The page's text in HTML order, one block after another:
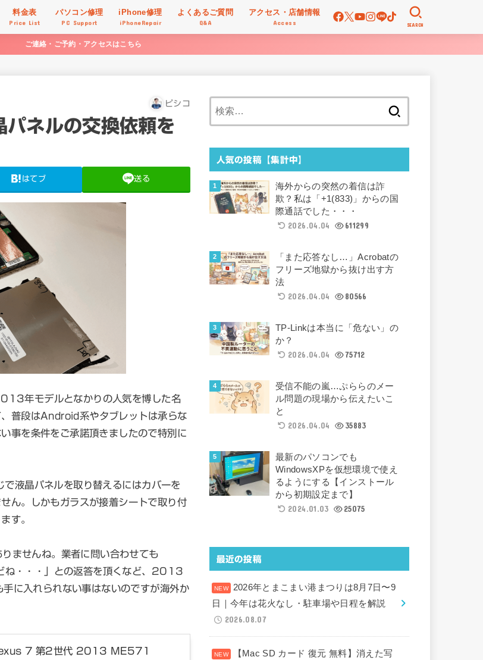
料金表
Price List
パソコン修理
PC Support
iPhone修理
iPhoneRepair
よくあるご質問
Q&A
アクセス・店舗情報
Access SEARCH
ご連絡・ご予約・アクセスはこちら
ピシコ
ネルの交換依頼を
はてブ 送る
年モデルとなかりの人気を博した名
普段はAndroid系やタブレットは承らな
事を条件をご承諾頂きましたので特別に
液晶パネルを取り替えるにはカバーを
ん。しかもガラスが接着シートで取り付
す。
ませんね。業者に問い合わせても
・・・」との返答を頂くなど、2013
に入れられない事はないのですが海外か
7 第2世代 2013 ME571
人気の投稿【集計中】
海外からの突然の着信は詐
欺？私は「+1(833)」からの国
際通話でした・・・
2026.04.04
611299
「また応答なし…」Acrobatの
フリーズ地獄から抜け出す方
法
2026.04.04
80566
TP-Linkは本当に「危ない」の
か？
2026.04.04
75712
受信不能の嵐…ぷららのメー
ル問題の現場から伝えたいこ
と
2026.04.04
35883
最新のパソコンでも
WindowsXPを仮想環境で使え
るようにする【インストール
から初期設定まで】
2024.01.03
25075
最近の投稿
2026年とまこまい港まつりは8月7日〜9
日｜今年は花火なし・駐車場や日程を解説
2026.08.07
【Mac SD カード 復元 無料】消えた写